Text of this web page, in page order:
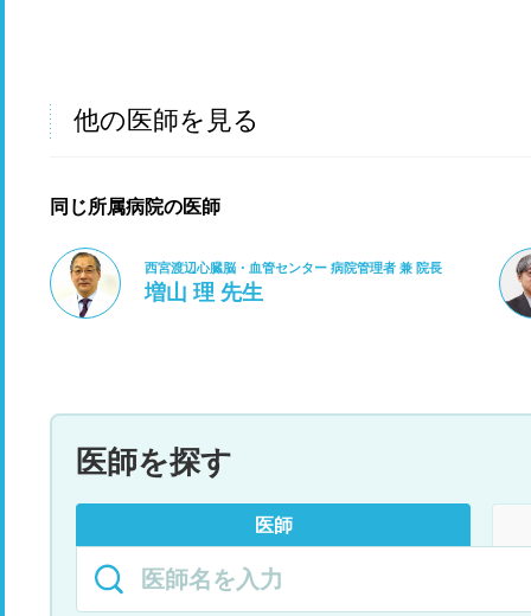
他の医師を見る
同じ所属病院の医師
西宮渡辺心臓脳・血管センター 病院管理者 兼 院長
増山 理 先生
医師を探す
医師